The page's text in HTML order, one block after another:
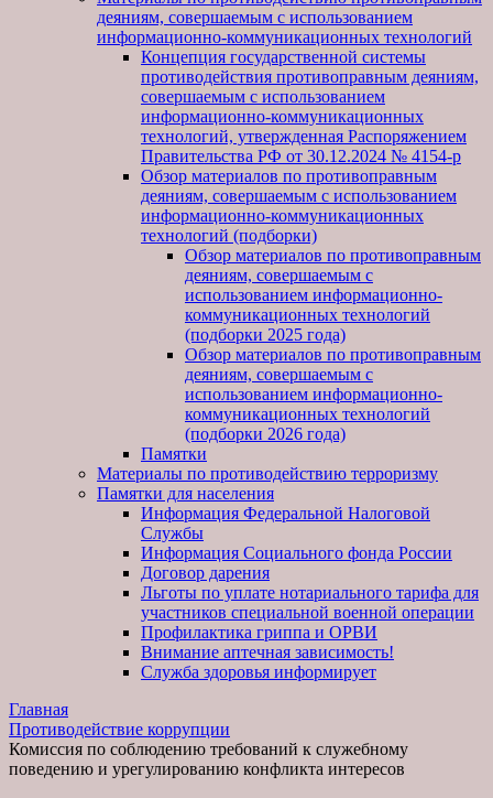
деяниям, совершаемым с использованием
информационно-коммуникационных технологий
Концепция государственной системы
противодействия противоправным деяниям,
совершаемым с использованием
информационно-коммуникационных
технологий, утвержденная Распоряжением
Правительства РФ от 30.12.2024 № 4154-р
Обзор материалов по противоправным
деяниям, совершаемым с использованием
информационно-коммуникационных
технологий (подборки)
Обзор материалов по противоправным
деяниям, совершаемым с
использованием информационно-
коммуникационных технологий
(подборки 2025 года)
Обзор материалов по противоправным
деяниям, совершаемым с
использованием информационно-
коммуникационных технологий
(подборки 2026 года)
Памятки
Материалы по противодействию терроризму
Памятки для населения
Информация Федеральной Налоговой
Службы
Информация Социального фонда России
Договор дарения
Льготы по уплате нотариального тарифа для
участников специальной военной операции
Профилактика гриппа и ОРВИ
Внимание аптечная зависимость!
Служба здоровья информирует
Главная
Противодействие коррупции
Комиссия по соблюдению требований к служебному
поведению и урегулированию конфликта интересов